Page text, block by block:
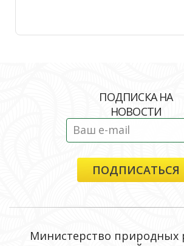
ПОДПИСКА НА
НОВОСТИ
Министерство природных